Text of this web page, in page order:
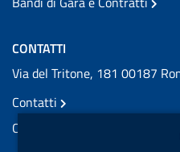
CONTATTI
Via del Tritone, 181 00187
Contatti
Contatti PEC